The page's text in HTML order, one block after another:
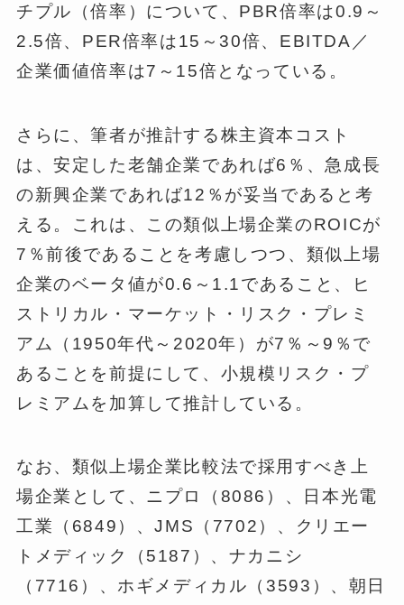
チプル（倍率）について、PBR倍率は0.9～
2.5倍、PER倍率は15～30倍、EBITDA／
企業価値倍率は7～15倍となっている。
さらに、筆者が推計する株主資本コスト
は、安定した老舗企業であれば6％、急成長
の新興企業であれば12％が妥当であると考
える。これは、この類似上場企業のROICが
7％前後であることを考慮しつつ、類似上場
企業のベータ値が0.6～1.1であること、ヒ
ストリカル・マーケット・リスク・プレミ
アム（1950年代～2020年）が7％～9％で
あることを前提にして、小規模リスク・プ
レミアムを加算して推計している。
なお、類似上場企業比較法で採用すべき上
場企業として、ニプロ（8086）、日本光電
工業（6849）、JMS（7702）、クリエー
トメディック（5187）、ナカニシ
（7716）、ホギメディカル（3593）、朝日